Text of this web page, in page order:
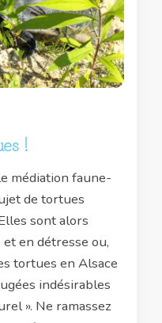
!
médiation faune-
de tortues
sont alors
en détresse ou,
tortues en Alsace
indésirables
». Ne ramassez